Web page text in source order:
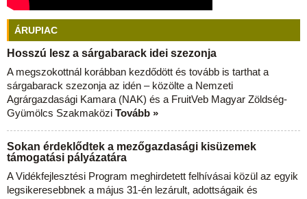
ÁRUPIAC
Hosszú lesz a sárgabarack idei szezonja
A megszokottnál korábban kezdődött és tovább is tarthat a
sárgabarack szezonja az idén – közölte a Nemzeti
Agrárgazdasági Kamara (NAK) és a FruitVeb Magyar Zöldség-
Gyümölcs Szakmaközi Tovább »
Sokan érdeklődtek a mezőgazdasági kisüzemek
támogatási pályázatára
A Vidékfejlesztési Program meghirdetett felhívásai közül az egyik
legsikeresebbnek a május 31-én lezárult, adottságaik és